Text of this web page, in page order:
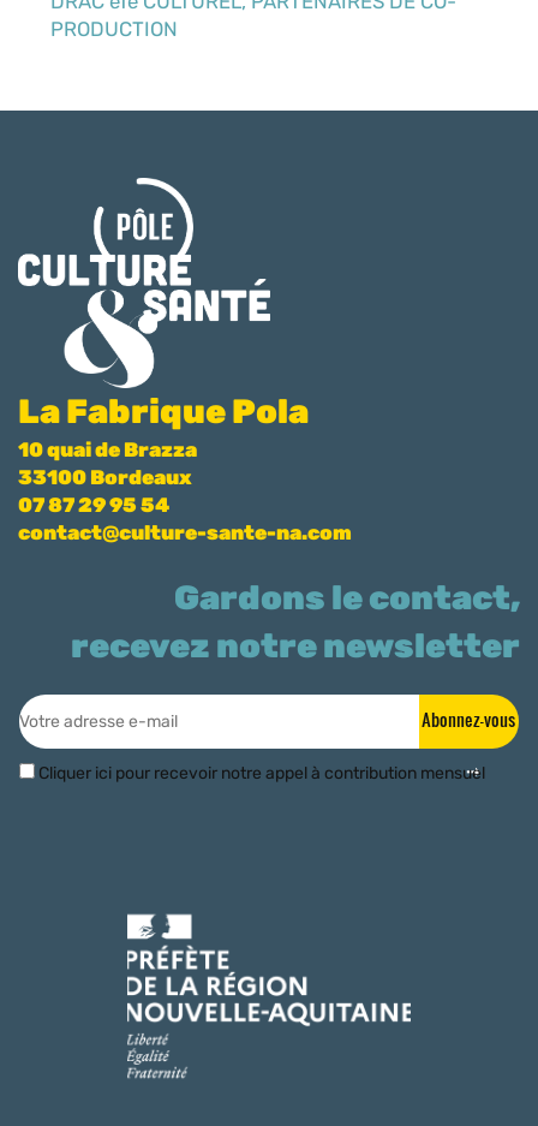
PRODUCTION
La Fabrique Pola
10 quai de Brazza
33100 Bordeaux
07 87 29 95 54
contact@culture-sante-na.com
Gardons le contact,
recevez notre newsletter
Abonnez-vous
Cliquer ici pour recevoir notre appel à contribution mensuel